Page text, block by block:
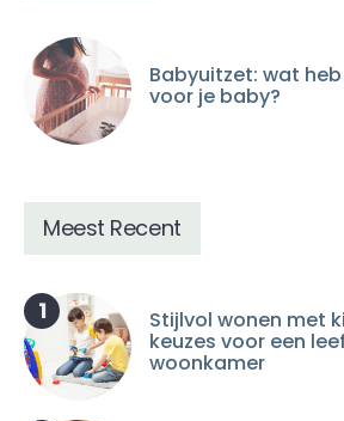
Babyuitzet: wat
voor je baby?
Meest Recent
1 Stijlvol wonen met
keuzes voor een
woonkamer